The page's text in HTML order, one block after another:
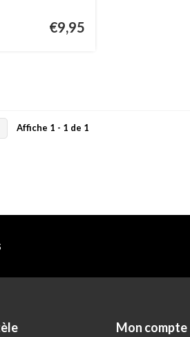
€9,95
Affiche 1 - 1 de 1
Mon compte